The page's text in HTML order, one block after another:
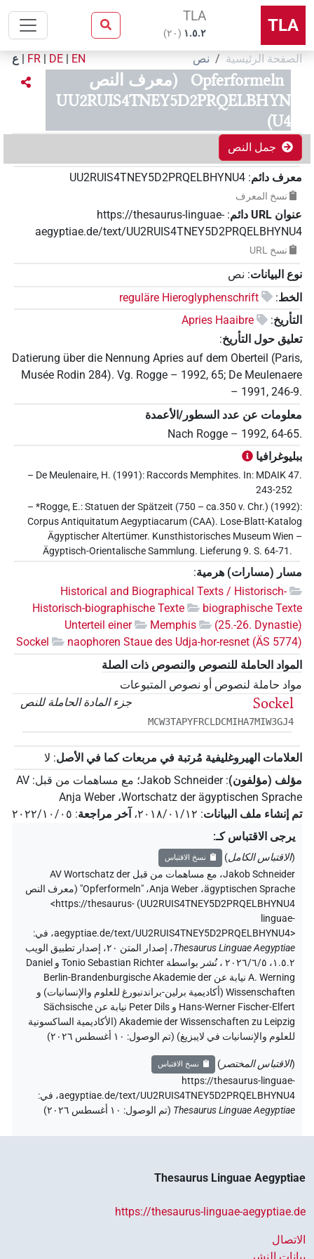
TLA
TLA
۱.٥.٢ (٢٠)
الصفحة الرئيسية نص EN
|
DE
|
FR
| ع
Opferformeln
(معرف النص
UU2RUIS4TNEY5D2PRQELBHYN
U4)
جمل النص
معرف دائم:
UU2RUIS4TNEY5D2PRQELBHYNU4
نسخ المعرف
عنوان‏ ‏URL‏ دائم :
https://thesaurus-linguae-
aegyptiae.de/text/UU2RUIS4TNEY5D2PRQELBHYNU4
نسخ‏ ‏URL
نوع البيانات: نص
الخط:
reguläre Hieroglyphenschrift
التأريخ:
Apries Haaibre
تعليق حول التأريخ:
Datierung über die Nennung Apries auf dem Oberteil (Paris,
Musée Rodin 284). Vg. Rogge – 1992, 65; De Meulenaere
– 1991, 246-9.
معلومات عن عدد السطور/الأعمدة
Nach Rogge – 1992, 64-65.
ببليوغرافيا
– De Meulenaire, H. (1991): Raccords Memphites. In: MDAIK 47.
243-252
– *Rogge, E.: Statuen der Spätzeit (750 – ca.350 v. Chr.) (1992):
Corpus Antiquitatum Aegyptiacarum (CAA). Lose-Blatt-Katalog
Ägyptischer Altertümer. Kunsthistorisches Museum Wien –
Ägyptisch-Orientalische Sammlung. Lieferung 9. S. 64-71.
مسار (مسارات) هرمية:
Historical and Biographical Texts / Historisch-
biographische Texte
Historisch-biographische Texte
(25.-26. Dynastie)
Memphis
Unterteil einer
naophoren Staue des Udja-hor-resnet (ÄS 5774)
Sockel
المواد الحاملة للنصوص والنصوص ذات الصلة
مواد حاملة لنصوص أو نصوص المتبوعات
جزء المادة الحاملة للنص
Sockel
MCW3TAPYFRCLDCMIHA7MIW3GJ4
العلامات الهيروغليفية مُرتبة في مربعات كما في الأصل: لا
مؤلف (مؤلفون):
Jakob Schneider؛ مع مساهمات من قبل:
AV
Wortschatz der ägyptischen Sprache،Anja Weber
تم إنشاء ملف البيانات: ٢٠١٨/٠١/١٢، آخر مراجعة: ٢٠٢٢/١٠/٠٥
يرجى الاقتباس كـ:
(الاقتباس الكامل) نسخ الاقتباس
Jakob Schneider، مع مساهمات من قبل AV Wortschatz der
ägyptischen Sprache، Anja Weber، "Opferformeln" (
معرف النص
UU2RUIS4TNEY5D2PRQELBHYNU4
)
<https://thesaurus-
linguae-
aegyptiae.de/text/UU2RUIS4TNEY5D2PRQELBHYNU4>، في:
Thesaurus Linguae Aegyptiae،
إصدار المتن ٢٠، إصدار تطبيق الويب
۱.٥.٢، ٢٠٢٦/٦/٥ ، نُشر بواسطة Tonio Sebastian Richter و Daniel
A. Werning نيابة عن Berlin-Brandenburgische Akademie der
Wissenschaften (أكاديمية برلين-براندنبورغ للعلوم والإنسانيات) و
Hans-Werner Fischer-Elfert و Peter Dils نيابة عن Sächsische
Akademie der Wissenschaften zu Leipzig (الأكاديمية الساكسونية
للعلوم والإنسانيات في لايبزيغ) (تم الوصول: ١٠ أغسطس ٢٠٢٦ )
(الاقتباس المختصر ) نسخ الاقتباس
https://thesaurus-linguae-
aegyptiae.de/text/UU2RUIS4TNEY5D2PRQELBHYNU4، في:
Thesaurus Linguae Aegyptiae
(تم الوصول: ١٠ أغسطس ٢٠٢٦ )
Thesaurus Linguae Aegyptiae
https://thesaurus-linguae-aegyptiae.de
الاتصال